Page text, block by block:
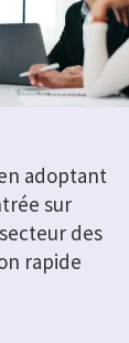
adoptant
sur
des
rapide